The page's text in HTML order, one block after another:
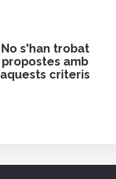
No s'han trobat
propostes amb
aquests criteris